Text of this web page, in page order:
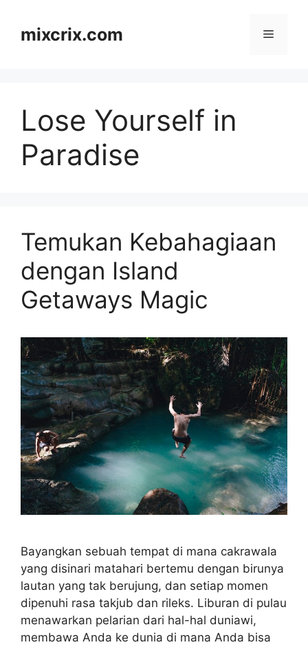
contentmixcrix.com Menu
Lose Yourself in
Paradise
Temukan Kebahagiaan
dengan Island
Getaways Magic
Bayangkan sebuah tempat di mana cakrawala
yang disinari matahari bertemu dengan birunya
lautan yang tak berujung, dan setiap momen
dipenuhi rasa takjub dan rileks. Liburan di pulau
menawarkan pelarian dari hal-hal duniawi,
membawa Anda ke dunia di mana Anda bisa